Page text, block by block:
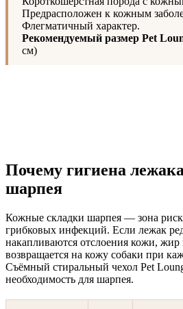
Предрасположен к кожным
Флегматичный характер.
Рекомендуемый размер Pet
см)
Почему гигиена
шарпея
Кожные складки шарпея — зона
грибковых инфекций. Если лежак
накапливаются отслоения кожи,
возвращается на кожу собаки при
Съёмный стиральный чехол Pet
необходимость для шарпея.